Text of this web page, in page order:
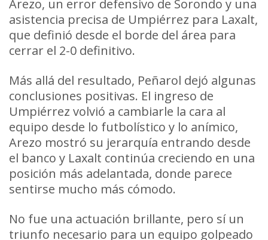
Arezo, un error defensivo de Sorondo y una
asistencia precisa de Umpiérrez para Laxalt,
que definió desde el borde del área para
cerrar el 2-0 definitivo.
Más allá del resultado, Peñarol dejó algunas
conclusiones positivas. El ingreso de
Umpiérrez volvió a cambiarle la cara al
equipo desde lo futbolístico y lo anímico,
Arezo mostró su jerarquía entrando desde
el banco y Laxalt continúa creciendo en una
posición más adelantada, donde parece
sentirse mucho más cómodo.
No fue una actuación brillante, pero sí un
triunfo necesario para un equipo golpeado